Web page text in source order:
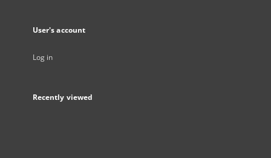
User's account
Log in
Recently viewed